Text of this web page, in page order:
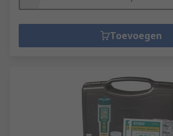
Toevoegen